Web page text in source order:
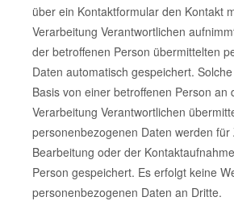
über ein Kontaktformular den Kontakt
Verarbeitung Verantwortlichen
der betroffenen Person übermittelten
Daten automatisch gespeichert.
Basis von einer betroffenen Person an
Verarbeitung Verantwortlichen
personenbezogenen Daten werden für
Bearbeitung oder der
Person gespeichert. Es erfolgt keine
personenbezogenen Daten an Dritte.